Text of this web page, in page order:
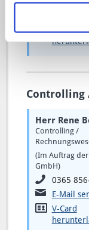
V-Card
Controlling
Herr Rene
Controlling /
(Im Auftrag der
GmbH)
0365
E-Mail
V-Card